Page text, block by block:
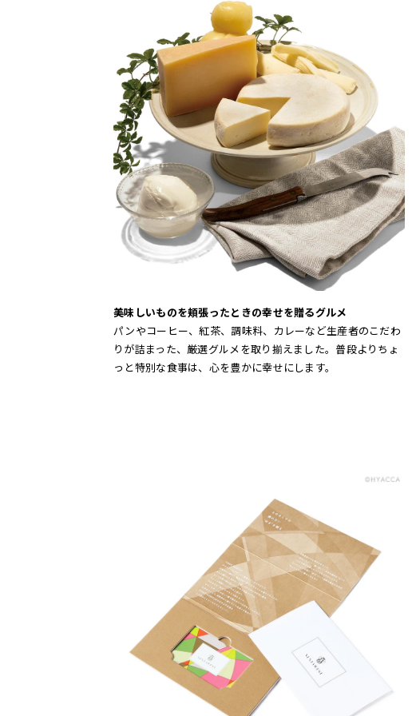
美味しいものを頬張ったときの幸せを贈るグルメ
パンやコーヒー、紅茶、調味料、カレーなど生産者のこだわ
りが詰まった、厳選グルメを取り揃えました。普段よりちょ
っと特別な食事は、心を豊かに幸せにします。